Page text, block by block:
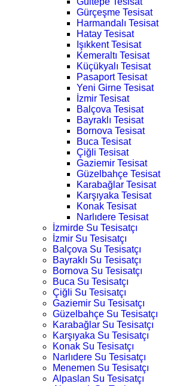
Gürçeşme Tesisat
Harmandalı Tesisat
Hatay Tesisat
Işıkkent Tesisat
Kemeraltı Tesisat
Küçükyalı Tesisat
Pasaport Tesisat
Yeni Girne Tesisat
İzmir Tesisat
Balçova Tesisat
Bayraklı Tesisat
Bornova Tesisat
Buca Tesisat
Çiğli Tesisat
Gaziemir Tesisat
Güzelbahçe Tesisat
Karabağlar Tesisat
Karşıyaka Tesisat
Konak Tesisat
Narlıdere Tesisat
İzmirde Su Tesisatçı
İzmir Su Tesisatçı
Balçova Su Tesisatçı
Bayraklı Su Tesisatçı
Bornova Su Tesisatçı
Buca Su Tesisatçı
Çiğli Su Tesisatçı
Gaziemir Su Tesisatçı
Güzelbahçe Su Tesisatçı
Karabağlar Su Tesisatçı
Karşıyaka Su Tesisatçı
Konak Su Tesisatçı
Narlıdere Su Tesisatçı
Menemen Su Tesisatçı
Alpaslan Su Tesisatçı